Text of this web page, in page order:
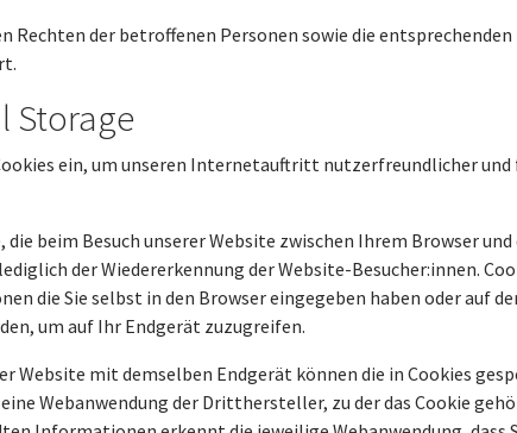
Rechten der betroffenen Personen sowie die
Storage
ein, um unseren Internetauftritt nutzerfreundlicher
beim Besuch unserer Website zwischen Ihrem Browser
der Wiedererkennung der Website-Besucher:innen.
die Sie selbst in den Browser eingegeben haben oder auf
um auf Ihr Endgerät zuzugreifen.
Website mit demselben Endgerät können die in Cookies
Webanwendung der Dritthersteller, zu der das Cookie